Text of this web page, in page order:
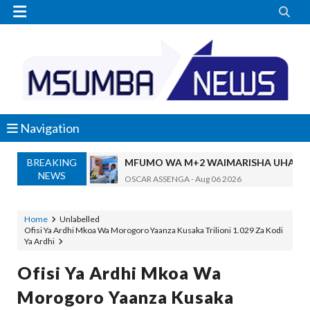
 
Navigation
BREAKING
NEWS
MFUMO WA M+2 WAIMARISHA
OSCAR ASSENGA-Aug 06 2026
Alex Sonna
SERIKALI YASISITIZA USHINDANI WA HAKI
SERIKALI INATAMBUA MCHANGO WA
OSCAR ASSENGA Aug 06 2026
RAIS SAMIA, MUSEVEN WASHUHUDIA
Home
Unlabelled
Ofisi Ya Ardhi Mkoa Wa Morogoro Yaanza Kusaka Trilioni 1.029 Za Kodi
Ya Ardhi
Ofisi Ya Ardhi Mkoa Wa
Morogoro Yaanza Kusaka